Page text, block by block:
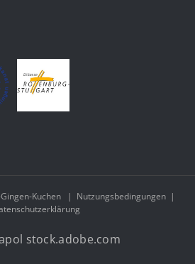
Kuchen | Nutzungsbedingungen |
stock.adobe.com